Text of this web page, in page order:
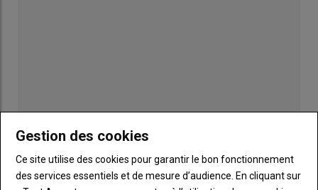
Gestion des cookies
Ce site utilise des cookies pour garantir le bon fonctionnement
des services essentiels et de mesure d’audience. En cliquant sur